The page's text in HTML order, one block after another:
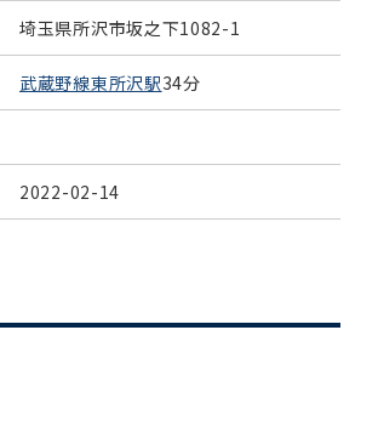
埼玉県所沢市坂之下1082-1
武蔵野線東所沢駅34分
2022-02-14